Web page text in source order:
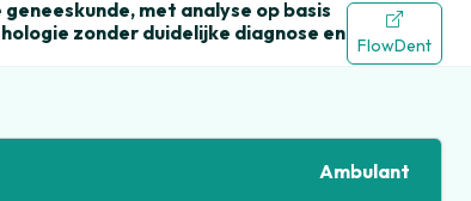
met analyse op basis
zonder duidelijke diagnose en
FlowDent
Ambulant